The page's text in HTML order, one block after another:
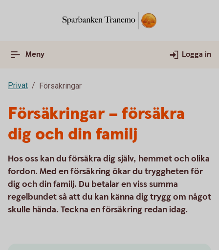
Meny Logga in
Privat Försäkringar
Försäkringar – försäkra
dig och din familj
Hos oss kan du försäkra dig själv, hemmet och olika
fordon. Med en försäkring ökar du tryggheten för
dig och din familj. Du betalar en viss summa
regelbundet så att du kan känna dig trygg om något
skulle hända. Teckna en försäkring redan idag.